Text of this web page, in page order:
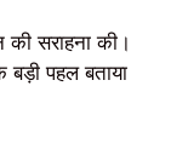
सराहना की।
पहल बताया